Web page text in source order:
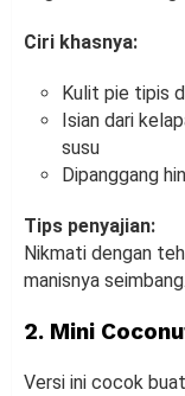
Ciri khasnya:
Kulit pie tipis
Isian dari
susu
Dipanggang
Tips penyajian:
Nikmati dengan
manisnya seimbang.
2. Mini
Versi ini cocok